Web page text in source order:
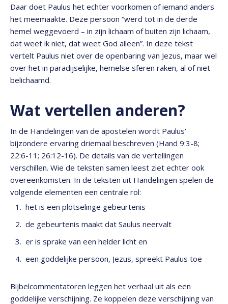
Daar doet Paulus het echter voorkomen of iemand anders
het meemaakte. Deze persoon “werd tot in de derde
hemel weggevoerd – in zijn lichaam of buiten zijn lichaam,
dat weet ik niet, dat weet God alleen”. In deze tekst
vertelt Paulus niet over de openbaring van Jezus, maar wel
over het in paradijselijke, hemelse sferen raken, al of niet
belichaamd.
Wat vertellen anderen?
In de Handelingen van de apostelen wordt Paulus’
bijzondere ervaring driemaal beschreven (Hand 9:3-8;
22:6-11; 26:12-16). De details van de vertellingen
verschillen. Wie de teksten samen leest ziet echter ook
overeenkomsten. In de teksten uit Handelingen spelen de
volgende elementen een centrale rol:
het is een plotselinge gebeurtenis
de gebeurtenis maakt dat Saulus neervalt
er is sprake van een helder licht en
een goddelijke persoon, Jezus, spreekt Paulus toe
Bijbelcommentatoren leggen het verhaal uit als een
goddelijke verschijning. Ze koppelen deze verschijning van